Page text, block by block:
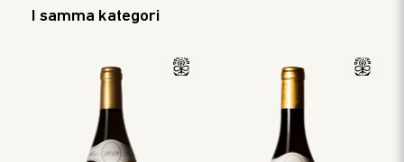
I samma kategori